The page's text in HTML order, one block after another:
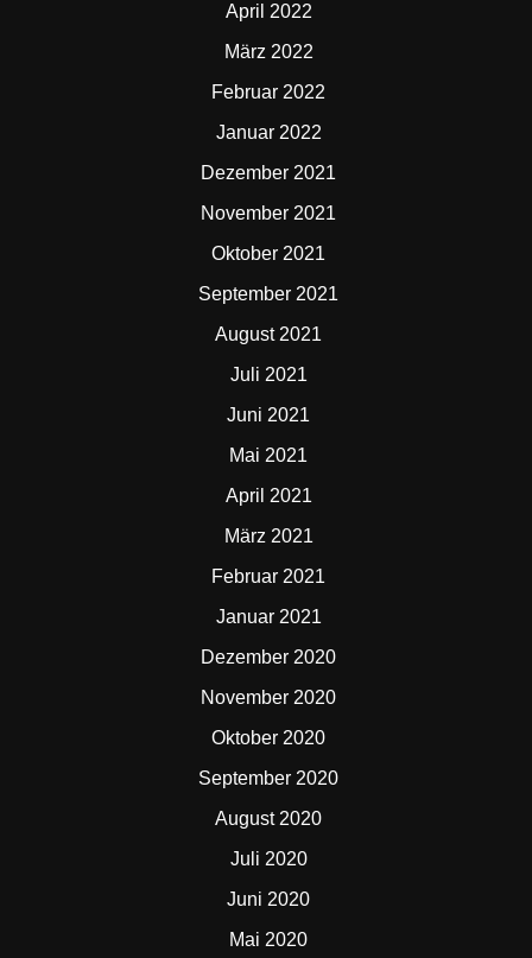
April 2022
März 2022
Februar 2022
Januar 2022
Dezember 2021
November 2021
Oktober 2021
September 2021
August 2021
Juli 2021
Juni 2021
Mai 2021
April 2021
März 2021
Februar 2021
Januar 2021
Dezember 2020
November 2020
Oktober 2020
September 2020
August 2020
Juli 2020
Juni 2020
Mai 2020